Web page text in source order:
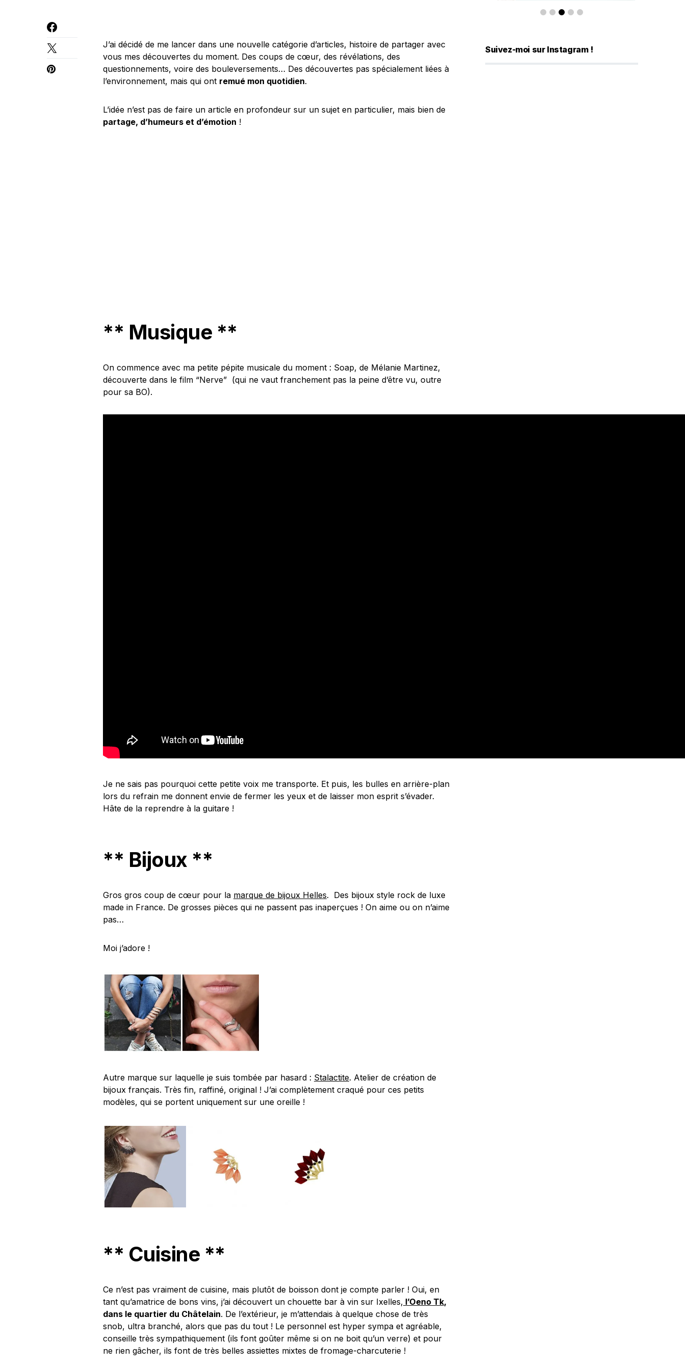
J’ai décidé de me lancer dans une nouvelle catégorie d’articles, histoire de partager avec
vous mes découvertes du moment. Des coups de cœur, des révélations, des
questionnements, voire des bouleversements… Des découvertes pas spécialement liées à
l’environnement, mais qui ont remué mon quotidien.
L’idée n’est pas de faire un article en profondeur sur un sujet en particulier, mais bien de
partage, d’humeurs et d’émotion !
** Musique **
On commence avec ma petite pépite musicale du moment : Soap, de Mélanie Martinez,
découverte dans le film “Nerve” (qui ne vaut franchement pas la peine d’être vu, outre
pour sa BO).
Je ne sais pas pourquoi cette petite voix me transporte. Et puis, les bulles en arrière-plan
lors du refrain me donnent envie de fermer les yeux et de laisser mon esprit s’évader.
Hâte de la reprendre à la guitare !
** Bijoux **
Gros gros coup de cœur pour la marque de bijoux Helles. Des bijoux style rock de luxe
made in France. De grosses pièces qui ne passent pas inaperçues ! On aime ou on n’aime
pas…
Moi j’adore !
Autre marque sur laquelle je suis tombée par hasard : Stalactite. Atelier de création de
bijoux français. Très fin, raffiné, original ! J’ai complètement craqué pour ces petits
modèles, qui se portent uniquement sur une oreille !
** Cuisine **
Ce n’est pas vraiment de cuisine, mais plutôt de boisson dont je compte parler ! Oui, en
tant qu’amatrice de bons vins, j’ai découvert un chouette bar à vin sur Ixelles, l’Oeno Tk,
dans le quartier du Châtelain. De l’extérieur, je m’attendais à quelque chose de très
snob, ultra branché, alors que pas du tout ! Le personnel est hyper sympa et agréable,
conseille très sympathiquement (ils font goûter même si on ne boit qu’un verre) et pour
ne rien gâcher, ils font de très belles assiettes mixtes de fromage-charcuterie !
Suivez-moi sur Instagram !